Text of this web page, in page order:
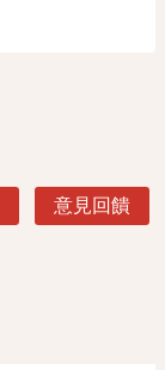
意見回饋